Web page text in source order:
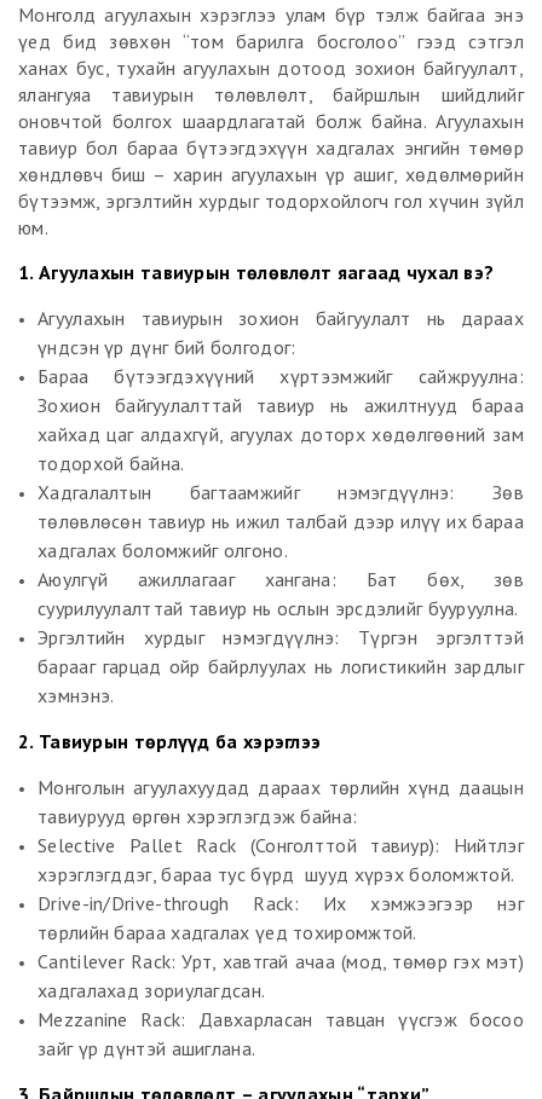
Монголд агуулахын хэрэглээ улам бүр тэлж байгаа энэ
үед бид зөвхөн “том барилга босголоо” гээд сэтгэл
ханах бус, тухайн агуулахын дотоод зохион байгуулалт,
ялангуяа тавиурын төлөвлөлт, байршлын шийдлийг
оновчтой болгох шаардлагатай болж байна. Агуулахын
тавиур бол бараа бүтээгдэхүүн хадгалах энгийн төмөр
хөндлөвч биш – харин агуулахын үр ашиг, хөдөлмөрийн
бүтээмж, эргэлтийн хурдыг тодорхойлогч гол хүчин зүйл
юм.
1. Агуулахын тавиурын төлөвлөлт яагаад чухал вэ?
Агуулахын тавиурын зохион байгуулалт нь дараах
үндсэн үр дүнг бий болгодог:
Бараа бүтээгдэхүүний хүртээмжийг сайжруулна:
Зохион байгуулалттай тавиур нь ажилтнууд бараа
хайхад цаг алдахгүй, агуулах доторх хөдөлгөөний зам
тодорхой байна.
Хадгалалтын багтаамжийг нэмэгдүүлнэ: Зөв
төлөвлөсөн тавиур нь ижил талбай дээр илүү их бараа
хадгалах боломжийг олгоно.
Аюулгүй ажиллагааг хангана: Бат бөх, зөв
суурилуулалттай тавиур нь ослын эрсдэлийг бууруулна.
Эргэлтийн хурдыг нэмэгдүүлнэ: Түргэн эргэлттэй
барааг гарцад ойр байрлуулах нь логистикийн зардлыг
хэмнэнэ.
2. Тавиурын төрлүүд ба хэрэглээ
Монголын агуулахуудад дараах төрлийн хүнд даацын
тавиурууд өргөн хэрэглэгдэж байна:
Selective Pallet Rack (Сонголттой тавиур): Нийтлэг
хэрэглэгддэг, бараа тус бүрд шууд хүрэх боломжтой.
Drive-in/Drive-through Rack: Их хэмжээгээр нэг
төрлийн бараа хадгалах үед тохиромжтой.
Cantilever Rack: Урт, хавтгай ачаа (мод, төмөр гэх мэт)
хадгалахад зориулагдсан.
Mezzanine Rack: Давхарласан тавцан үүсгэж босоо
зайг үр дүнтэй ашиглана.
3. Байршлын төлөвлөлт – агуулахын “тархи”